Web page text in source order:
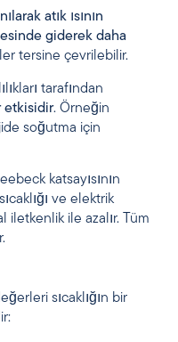
atık ısının
giderek daha
tersine çevrilebilir.
tarafından
etkisidir. Örneğin
soğutma için
katsayısının
ve elektrik
ile azalır. Tüm
sıcaklığın bir